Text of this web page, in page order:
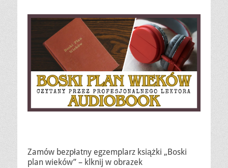
Zamów bezpłatny egzemplarz książki „Boski
plan wieków” – klknij w obrazek